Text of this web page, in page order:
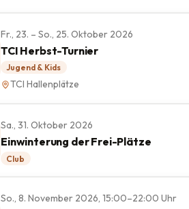
Fr., 23. – So., 25. Oktober 2026
TCI Herbst-Turnier
Jugend & Kids
TCI Hallenplätze
Sa., 31. Oktober 2026
Einwinterung der Frei-Plätze
Club
So., 8. November 2026, 15:00–22:00 Uhr